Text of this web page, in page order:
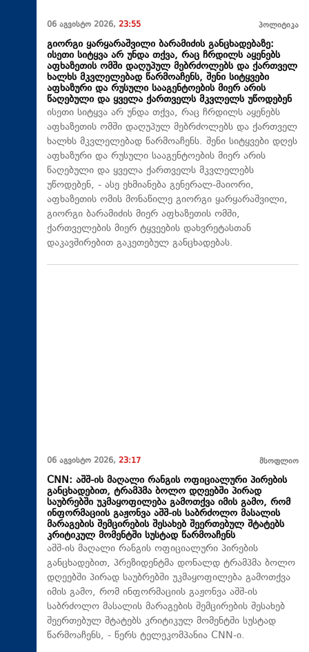
06 აგვისტო 2026, 23:55 პოლიტიკა
გიორგი ყარყარაშვილი ბარამიძის განცხადებაზე:
ისეთი სიტყვა არ უნდა თქვა, რაც ჩრდილს აყენებს
აფხაზეთის ომში დაღუპულ მებრძოლებს და ქართველ
ხალხს მკვლელებად წარმოაჩენს, შენი სიტყვები
აფხაზური და რუსული სააგენტოების მიერ არის
წაღებული და ყველა ქართველს მკვლელს უწოდებენ
ისეთი სიტყვა არ უნდა თქვა, რაც ჩრდილს აყენებს
აფხაზეთის ომში დაღუპულ მებრძოლებს და ქართველ
ხალხს მკვლელებად წარმოაჩენს. შენი სიტყვები დღეს
აფხაზური და რუსული სააგენტოების მიერ არის
წაღებული და ყველა ქართველს მკვლელებს
უწოდებენ, - ასე ეხმიანება გენერალ-მაიორი,
აფხაზეთის ომის მონაწილე გიორგი ყარყარაშვილი,
გიორგი ბარამიძის მიერ აფხაზეთის ომში,
ქართველების მიერ ტყვეების დახვრეტასთან
დაკავშირებით გაკეთებულ განცხადებას.
06 აგვისტო 2026, 23:17 მსოფლიო
CNN: აშშ-ის მაღალი რანგის ოფიციალური პირების
განცხადებით, ტრამპმა ბოლო დღეებში პირად
საუბრებში უკმაყოფილება გამოთქვა იმის გამო, რომ
ინფორმაციის გაჟონვა აშშ-ის საბრძოლო მასალის
მარაგების შემცირების შესახებ შეერთებულ შტატებს
კრიტიკულ მომენტში სუსტად წარმოაჩენს
აშშ-ის მაღალი რანგის ოფიციალური პირების
განცხადებით, პრეზიდენტმა დონალდ ტრამპმა ბოლო
დღეებში პირად საუბრებში უკმაყოფილება გამოთქვა
იმის გამო, რომ ინფორმაციის გაჟონვა აშშ-ის
საბრძოლო მასალის მარაგების შემცირების შესახებ
შეერთებულ შტატებს კრიტიკულ მომენტში სუსტად
წარმოაჩენს, - წერს ტელეკომპანია CNN-ი.